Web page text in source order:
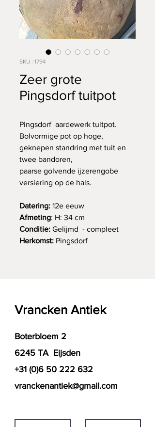
SKU : 1794
Zeer grote
Pingsdorf tuitpot
Pingsdorf aardewerk tuitpot.
Bolvormige pot op hoge,
geknepen standring met tuit en
twee bandoren,
paarse golvende ijzerengobe
versiering op de hals.
Datering: 12e eeuw
Afmeting: H: 34 cm
Conditie: Gelijmd - compleet
Herkomst: Pingsdorf
Vrancken Antiek
Boterbloem 2
6245 TA Eijsden
+31 (0)6 50 222 632
vranckenantiek@gmail.com